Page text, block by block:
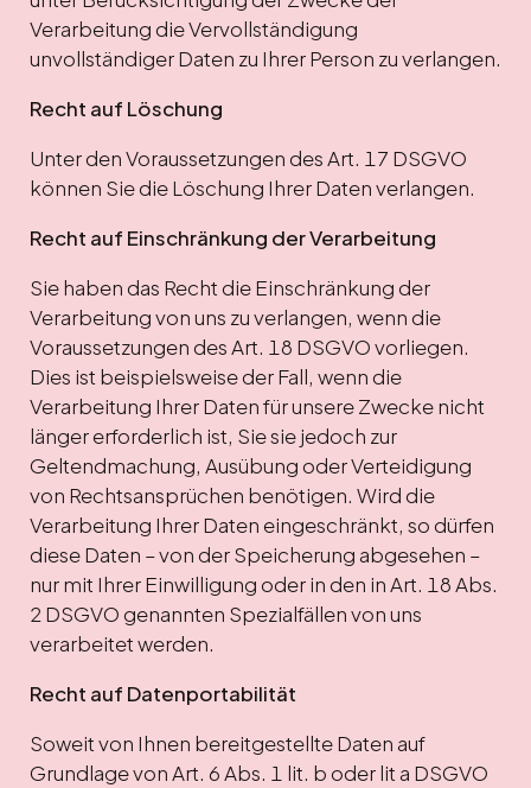
Verarbeitung die Vervollständigung
unvollständiger Daten zu Ihrer Person zu verlangen.
Recht auf Löschung
Unter den Voraussetzungen des Art. 17 DSGVO
können Sie die Löschung Ihrer Daten verlangen.
Recht auf Einschränkung der Verarbeitung
Sie haben das Recht die Einschränkung der
Verarbeitung von uns zu verlangen, wenn die
Voraussetzungen des Art. 18 DSGVO vorliegen.
Dies ist beispielsweise der Fall, wenn die
Verarbeitung Ihrer Daten für unsere Zwecke nicht
länger erforderlich ist, Sie sie jedoch zur
Geltendmachung, Ausübung oder Verteidigung
von Rechtsansprüchen benötigen. Wird die
Verarbeitung Ihrer Daten eingeschränkt, so dürfen
diese Daten – von der Speicherung abgesehen –
nur mit Ihrer Einwilligung oder in den in Art. 18 Abs.
2 DSGVO genannten Spezialfällen von uns
verarbeitet werden.
Recht auf Datenportabilität
Soweit von Ihnen bereitgestellte Daten auf
Grundlage von Art. 6 Abs. 1 lit. b oder lit a DSGVO